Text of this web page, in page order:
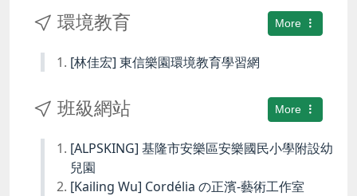
More
環境教育
[林佳宏] 東信樂園環境教育學習網
More
班級網站
[ALPSKING] 基隆市安樂區安樂國民小學附設幼
兒園
[Kailing Wu] Cordélia の正濱-藝術工作室